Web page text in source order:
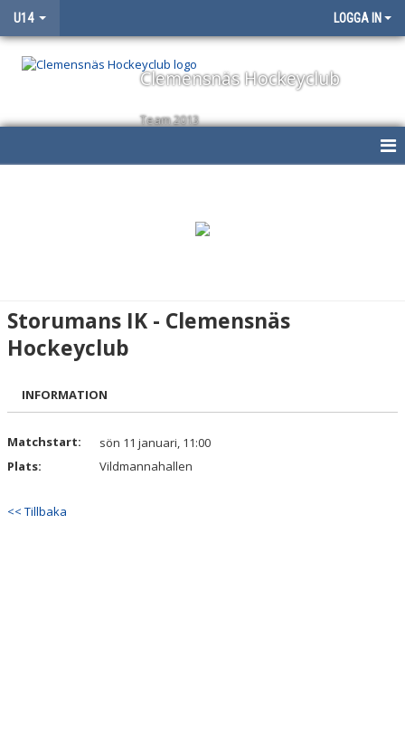
U14 LOGGA IN
Clemensnäs Hockeyclub
Team 2013
TRUPPEN
DOKUMENT
Storumans IK - Clemensnäs
Hockeyclub
INFORMATION
Matchstart:
sön 11 januari, 11:00
Plats:
Vildmannahallen
<< Tillbaka